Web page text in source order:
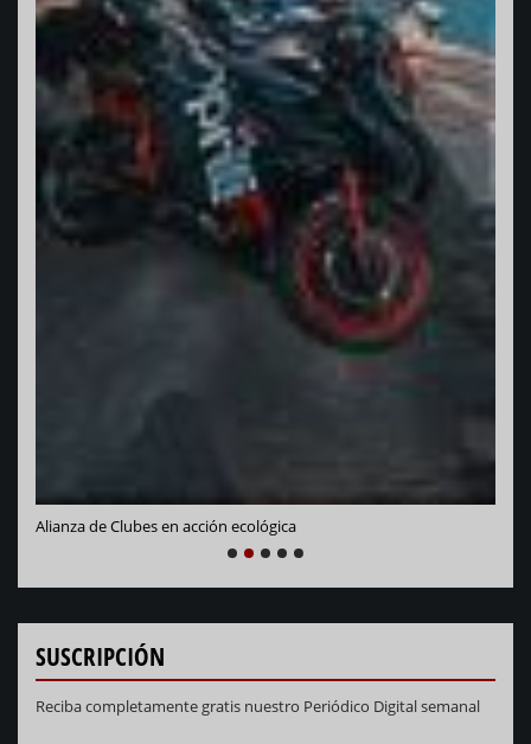
Alianza de Clubes en acción ecológica
PREVIOUS
SUSCRIPCIÓN
Reciba completamente gratis nuestro Periódico Digital semanal